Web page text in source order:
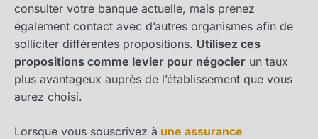
consulter votre banque actuelle, mais prenez
également contact avec d’autres organismes afin de
solliciter différentes propositions. Utilisez ces
propositions comme levier pour négocier un taux
plus avantageux auprès de l’établissement que vous
aurez choisi.
Lorsque vous souscrivez à une assurance